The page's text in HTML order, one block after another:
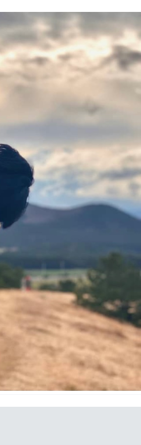
와디즈 블로그
브랜드 스토리
브랜드 슬로건
협력 프로그램
와디즈 어워즈
이
보
와
채